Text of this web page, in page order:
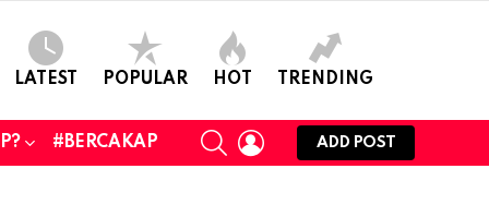
LATEST POPULAR HOT TRENDING
#BERCAKAP
SEARCHLOGIN
ADD POST